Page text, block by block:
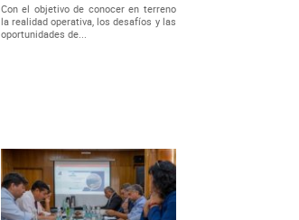
Con el objetivo de conocer en terreno
la realidad operativa, los desafíos y las
oportunidades de...